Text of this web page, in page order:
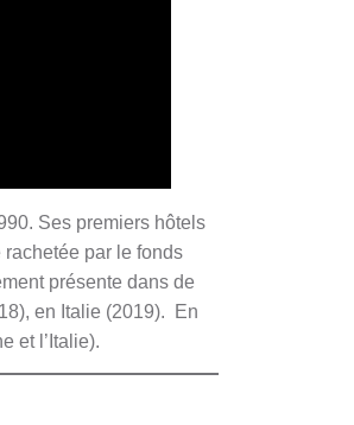
Ses premiers hôtels
par le fonds
présente dans de
en Italie (2019). En
et l’Italie).